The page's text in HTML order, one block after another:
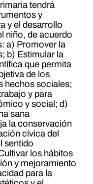
tendrá
y
y el desarrollo
niño, de acuerdo
a) Promover la
b) Estimular la
que permita
de los
hechos sociales;
y para
y social; d)
sana
la conservación
cívica del
sentido
los hábitos
y mejoramiento
para la